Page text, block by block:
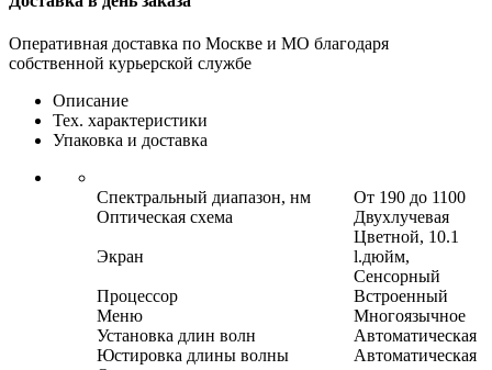
Оперативная доставка по Москве и МО благодаря
собственной курьерской службе
Описание
Тех. характеристики
Упаковка и доставка
Спектральный диапазон, нм
От 190 до 1100
Оптическая схема
Двухлучевая
Экран
Цветной, 10.1
l.дюйм,
Сенсорный
Процессор
Встроенный
Меню
Многоязычное
Установка длин волн
Автоматическая
Юстировка длины волны
Автоматическая